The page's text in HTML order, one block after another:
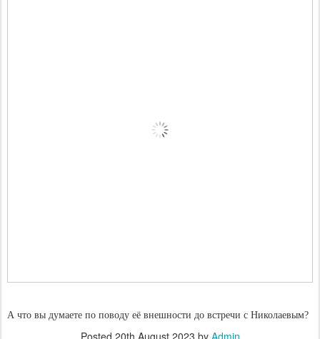
А что вы думаете по поводу её внешности до встречи с Николаевым?
Posted 20th August 2023 by Admin